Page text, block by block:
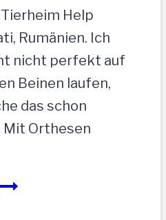
Help
Rumänien. Ich
nicht perfekt auf
Beinen laufen,
das schon
Mit Orthesen
Sandu